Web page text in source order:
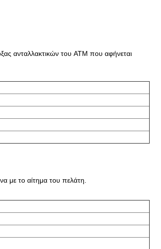
ανταλλακτικών του ATM που αφήνεται
με το αίτημα του πελάτη.